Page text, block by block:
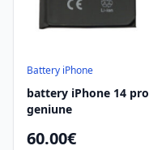
Battery iPhone
battery iPhone 14 pro
geniune
60.00€